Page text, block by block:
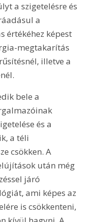
a szigetelésre és
a
értékéhez képest
megtakarítás
illetve a
bele a
és a
a téli
csökken. A
után még
járó
ami képes az
is csökkenteni,